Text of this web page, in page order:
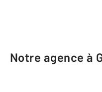
Notre agence à